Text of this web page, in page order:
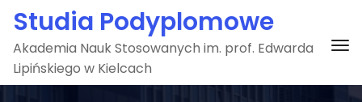
Skip
content
Studia Podyplomowe
Akademia Nauk Stosowanych im. prof. Edwarda
Lipińskiego w Kielcach